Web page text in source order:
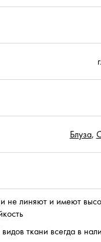
Блуза,
не линяют и имеют
ткани всегда в